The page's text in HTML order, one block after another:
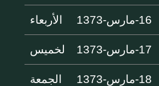
16-مارس-1373 الأربعاء
17-مارس-1373 لخميس
18-مارس-1373 الجمعة